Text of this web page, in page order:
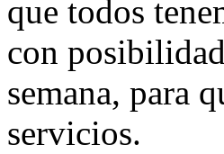
que todos
con
semana, para
servicios.